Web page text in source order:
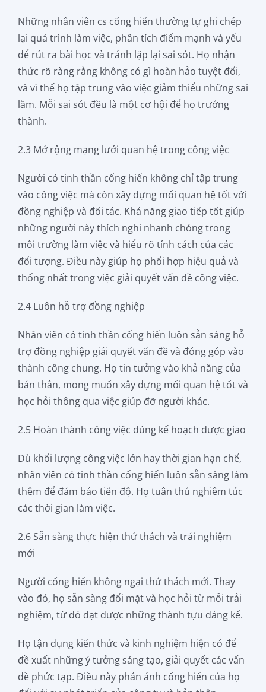
Những nhân viên cs cống hiến thường tự ghi chép
lại quá trình làm việc, phân tích điểm mạnh và yếu
để rút ra bài học và tránh lặp lại sai sót. Họ nhận
thức rõ ràng rằng không có gì hoàn hảo tuyệt đối,
và vì thế họ tập trung vào việc giảm thiểu những sai
lầm. Mỗi sai sót đều là một cơ hội để họ trưởng
thành.
2.3 Mở rộng mạng lưới quan hệ trong công việc
Người có tinh thần cống hiến không chỉ tập trung
vào công việc mà còn xây dựng mối quan hệ tốt với
đồng nghiệp và đối tác. Khả năng giao tiếp tốt giúp
những người này thích nghi nhanh chóng trong
môi trường làm việc và hiểu rõ tính cách của các
đối tượng. Điều này giúp họ phối hợp hiệu quả và
thống nhất trong việc giải quyết vấn đề công việc.
2.4 Luôn hỗ trợ đồng nghiệp
Nhân viên có tinh thần cống hiến luôn sẵn sàng hỗ
trợ đồng nghiệp giải quyết vấn đề và đóng góp vào
thành công chung. Họ tin tưởng vào khả năng của
bản thân, mong muốn xây dựng mối quan hệ tốt và
học hỏi thông qua việc giúp đỡ người khác.
2.5 Hoàn thành công việc đúng kế hoạch được giao
Dù khối lượng công việc lớn hay thời gian hạn chế,
nhân viên có tinh thần cống hiến luôn sẵn sàng làm
thêm để đảm bảo tiến độ. Họ tuân thủ nghiêm túc
các thời gian làm việc.
2.6 Sẵn sàng thực hiện thử thách và trải nghiệm
mới
Người cống hiến không ngại thử thách mới. Thay
vào đó, họ sẵn sàng đối mặt và học hỏi từ mỗi trải
nghiệm, từ đó đạt được những thành tựu đáng kể.
Họ tận dụng kiến thức và kinh nghiệm hiện có để
đề xuất những ý tưởng sáng tạo, giải quyết các vấn
đề phức tạp. Điều này phản ánh cống hiến của họ